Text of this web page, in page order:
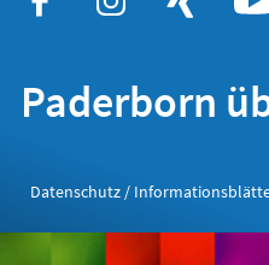
Paderborn
Datenschutz /